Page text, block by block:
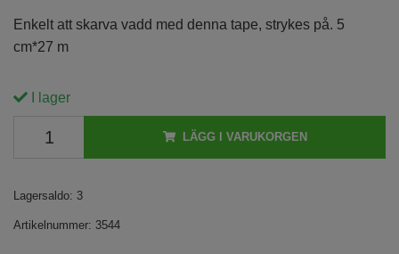
Enkelt att skarva vadd med denna tape, strykes på. 5
cm*27 m
I lager
LÄGG I VARUKORGEN
Lagersaldo: 3
Artikelnummer: 3544